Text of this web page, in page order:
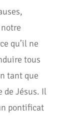
qu’il ne
tous
tant que
de Jésus. Il
pontificat